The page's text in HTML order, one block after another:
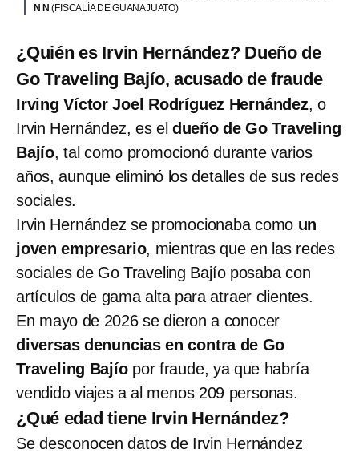
N N(FISCALÍA DE GUANAJUATO)
¿Quién es Irvin Hernández? Dueño de
Go Traveling Bajío, acusado de fraude
Irving Víctor Joel Rodríguez Hernández, o
Irvin Hernández, es el dueño de Go Traveling
Bajío, tal como promocionó durante varios
años, aunque eliminó los detalles de sus redes
sociales.
Irvin Hernández se promocionaba como un
joven empresario, mientras que en las redes
sociales de Go Traveling Bajío posaba con
artículos de gama alta para atraer clientes.
En mayo de 2026 se dieron a conocer
diversas denuncias en contra de Go
Traveling Bajíopor fraude, ya que habría
vendido viajes a al menos 209 personas.
¿Qué edad tiene Irvin Hernández?
Se desconocen datos de Irvin Hernández